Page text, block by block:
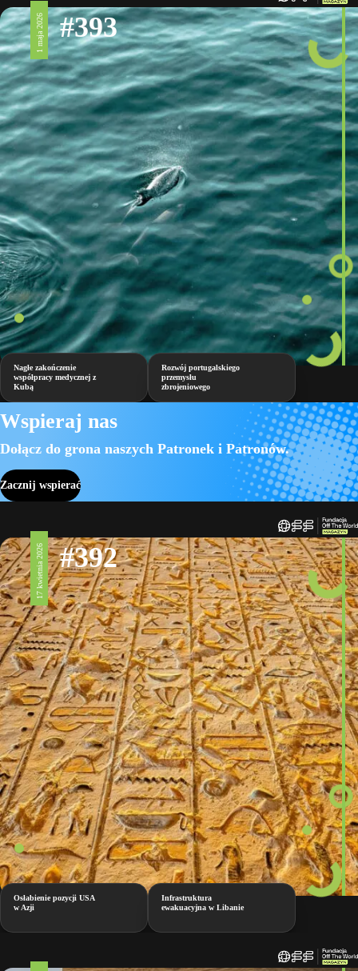
1 maja 2026 #393
Nagłe zakończenie
współpracy medycznej z
Kubą
Rozwój portugalskiego
przemysłu
zbrojeniowego
Wspieraj nas
Dołącz do grona naszych Patronek i Patronów.
Zacznij wspierać
17 kwietnia 2026 #392
Osłabienie pozycji USA
w Azji
Infrastruktura
ewakuacyjna w Libanie